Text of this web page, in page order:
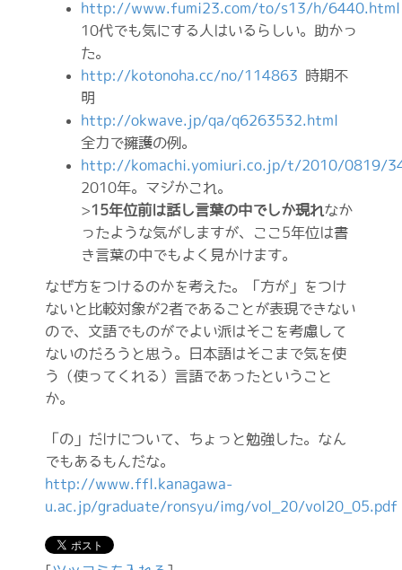
http://www.fumi23.com/to/s13/h/6440.html
10代でも気にする人はいるらしい。助かっ
た。
http://kotonoha.cc/no/114863 時期不
明
http://okwave.jp/qa/q6263532.html
全力で擁護の例。
http://komachi.yomiuri.co.jp/t/2010/0819/
2010年。マジかこれ。
>15年位前は話し言葉の中でしか現れなか
ったような気がしますが、ここ5年位は書
き言葉の中でもよく見かけます。
なぜ方をつけるのかを考えた。「方が」をつけ
ないと比較対象が2者であることが表現できない
ので、文語でものがでよい派はそこを考慮して
ないのだろうと思う。日本語はそこまで気を使
う（使ってくれる）言語であったということ
か。
「の」だけについて、ちょっと勉強した。なん
でもあるもんだな。
http://www.ffl.kanagawa-
u.ac.jp/graduate/ronsyu/img/vol_20/vol20_05.pdf